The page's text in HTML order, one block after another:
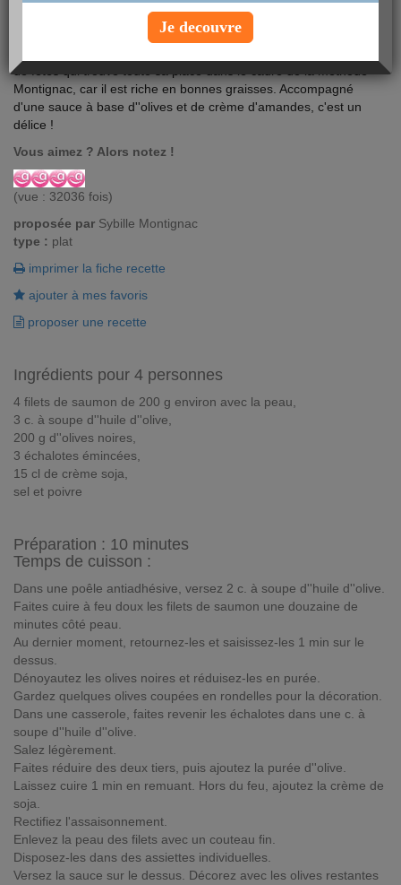
de fêtes qui trouve toute sa place dans le cadre de la méthode
Montignac, car il est riche en bonnes graisses. Accompagné
d'une sauce à base d''olives et de crème d'amandes, c'est un
délice !
Vous aimez ? Alors notez !
(vue : 32036 fois)
proposée par Sybille Montignac
type : plat
imprimer la fiche recette
ajouter à mes favoris
proposer une recette
Ingrédients pour 4 personnes
4 filets de saumon de 200 g environ avec la peau,
3 c. à soupe d''huile d''olive,
200 g d''olives noires,
3 échalotes émincées,
15 cl de crème soja,
sel et poivre
Préparation : 10 minutes
Temps de cuisson :
Dans une poêle antiadhésive, versez 2 c. à soupe d''huile d''olive.
Faites cuire à feu doux les filets de saumon une douzaine de
minutes côté peau.
Au dernier moment, retournez-les et saisissez-les 1 min sur le
dessus.
Dénoyautez les olives noires et réduisez-les en purée.
Gardez quelques olives coupées en rondelles pour la décoration.
Dans une casserole, faites revenir les échalotes dans une c. à
soupe d''huile d''olive.
Salez légèrement.
Faites réduire des deux tiers, puis ajoutez la purée d''olive.
Laissez cuire 1 min en remuant. Hors du feu, ajoutez la crème de
soja.
Rectifiez l'assaisonnement.
Enlevez la peau des filets avec un couteau fin.
Disposez-les dans des assiettes individuelles.
Versez la sauce sur le dessus. Décorez avec les olives restantes
Je decouvre